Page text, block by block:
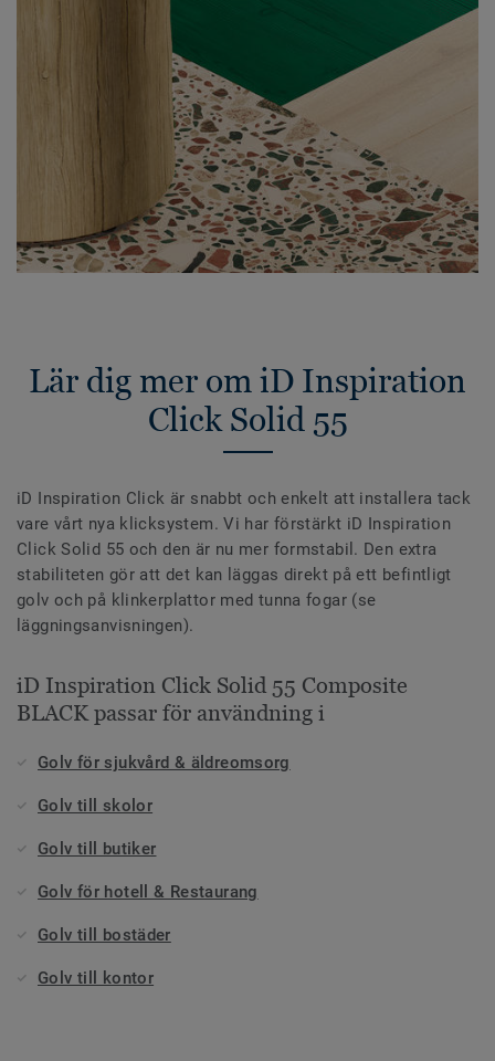
Lär dig mer om iD Inspiration
Click Solid 55
iD Inspiration Click är snabbt och enkelt att installera tack
vare vårt nya klicksystem. Vi har förstärkt iD Inspiration
Click Solid 55 och den är nu mer formstabil. Den extra
stabiliteten gör att det kan läggas direkt på ett befintligt
golv och på klinkerplattor med tunna fogar (se
läggningsanvisningen).
iD Inspiration Click Solid 55 Composite
BLACK passar för användning i
Golv för sjukvård & äldreomsorg
Golv till skolor
Golv till butiker
Golv för hotell & Restaurang
Golv till bostäder
Golv till kontor